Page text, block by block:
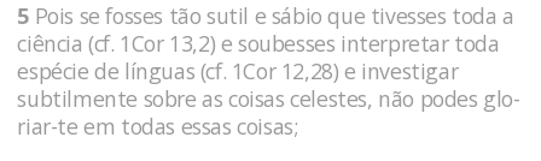
5 Pois se fosses tão sutil e sábio que ti­vesses toda a
ciência (cf. 1Cor 13,2) e soubesses interpretar toda
espécie de lín­guas (cf. 1Cor 12,28) e investigar
subtilmente sobre as coi­sas celestes, não podes glo­
riar-te em todas essas coisas;